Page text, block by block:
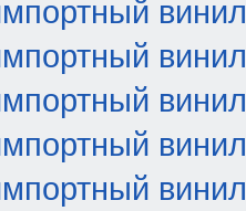
винил
винил
винил
винил
винил